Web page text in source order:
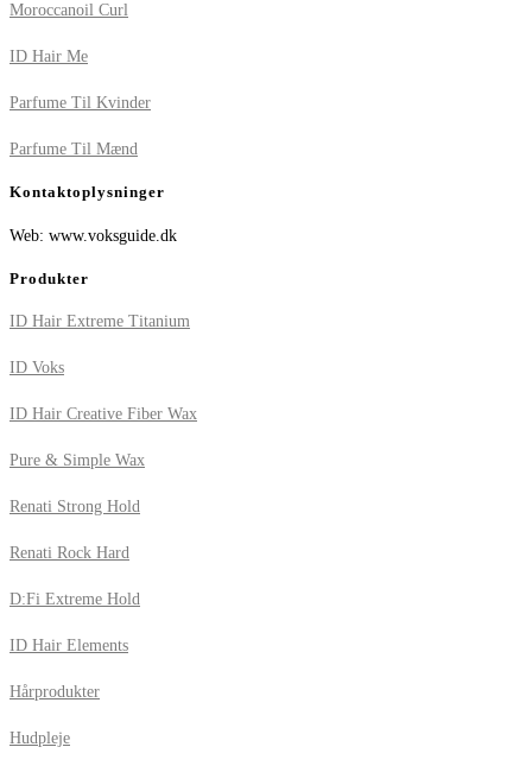
Moroccanoil Curl
ID Hair Me
Parfume Til Kvinder
Parfume Til Mænd
Kontaktoplysninger
Web: www.voksguide.dk
Produkter
ID Hair Extreme Titanium
ID Voks
ID Hair Creative Fiber Wax
Pure & Simple Wax
Renati Strong Hold
Renati Rock Hard
D:Fi Extreme Hold
ID Hair Elements
Hårprodukter
Hudpleje